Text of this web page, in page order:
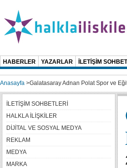
HABERLER YAZARLAR İLETİŞİM
Anasayfa >Galatasaray Adnan Polat Spor ve
İLETİŞİM SOHBETLERİ
HALKLA İLİŞKİLER
DİJİTAL VE SOSYAL MEDYA
REKLAM
MEDYA
MARKA